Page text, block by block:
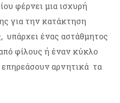
φέρνει μια ισχυρή
για την κατάκτηση
ένας αστάθμητος
φίλους ή έναν κύκλο
αρνητικά τα